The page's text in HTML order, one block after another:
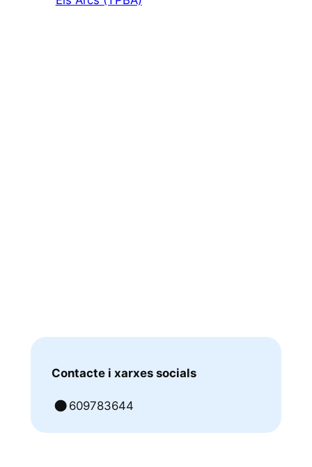
Contacte i xarxes socials
609783644